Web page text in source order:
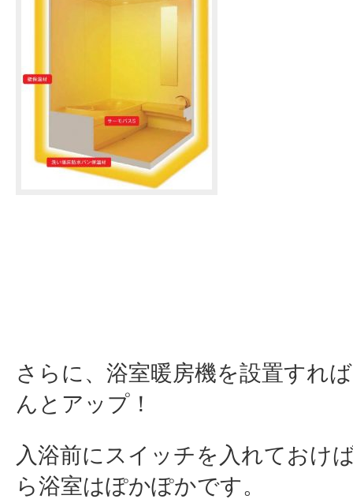
さらに、浴室暖房機を設置すれ
んとアップ！
入浴前にスイッチを入れておけ
ら浴室はぽかぽかです。